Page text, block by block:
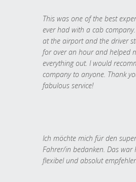
This was one of the best
ever had with a cab
at the airport and the driver
for over an hour and helped
everything out. I would
company to anyone. Thank
fabulous service!
Ich möchte mich für den
Fahrer/in bedanken. Das war
flexibel und absolut